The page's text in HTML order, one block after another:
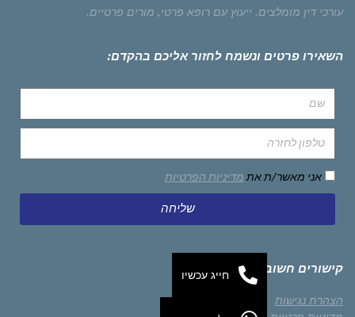
עורכי דין מומלצים. ייעוץ עם רופא פרטי, מורים פרטיים.
השאירו פרטים ונשמח לחזור אליכם בהקדם:
אני מאשר/ת את מדיניות הפרטיות
שליחה
קישורים חשובים
הצהרת נגישות
חייג עכשיו